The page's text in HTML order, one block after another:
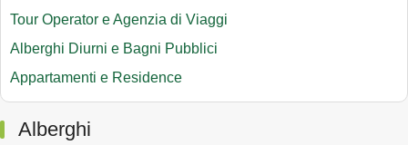
Tour Operator e Agenzia di Viaggi
Alberghi Diurni e Bagni Pubblici
Appartamenti e Residence
Alberghi